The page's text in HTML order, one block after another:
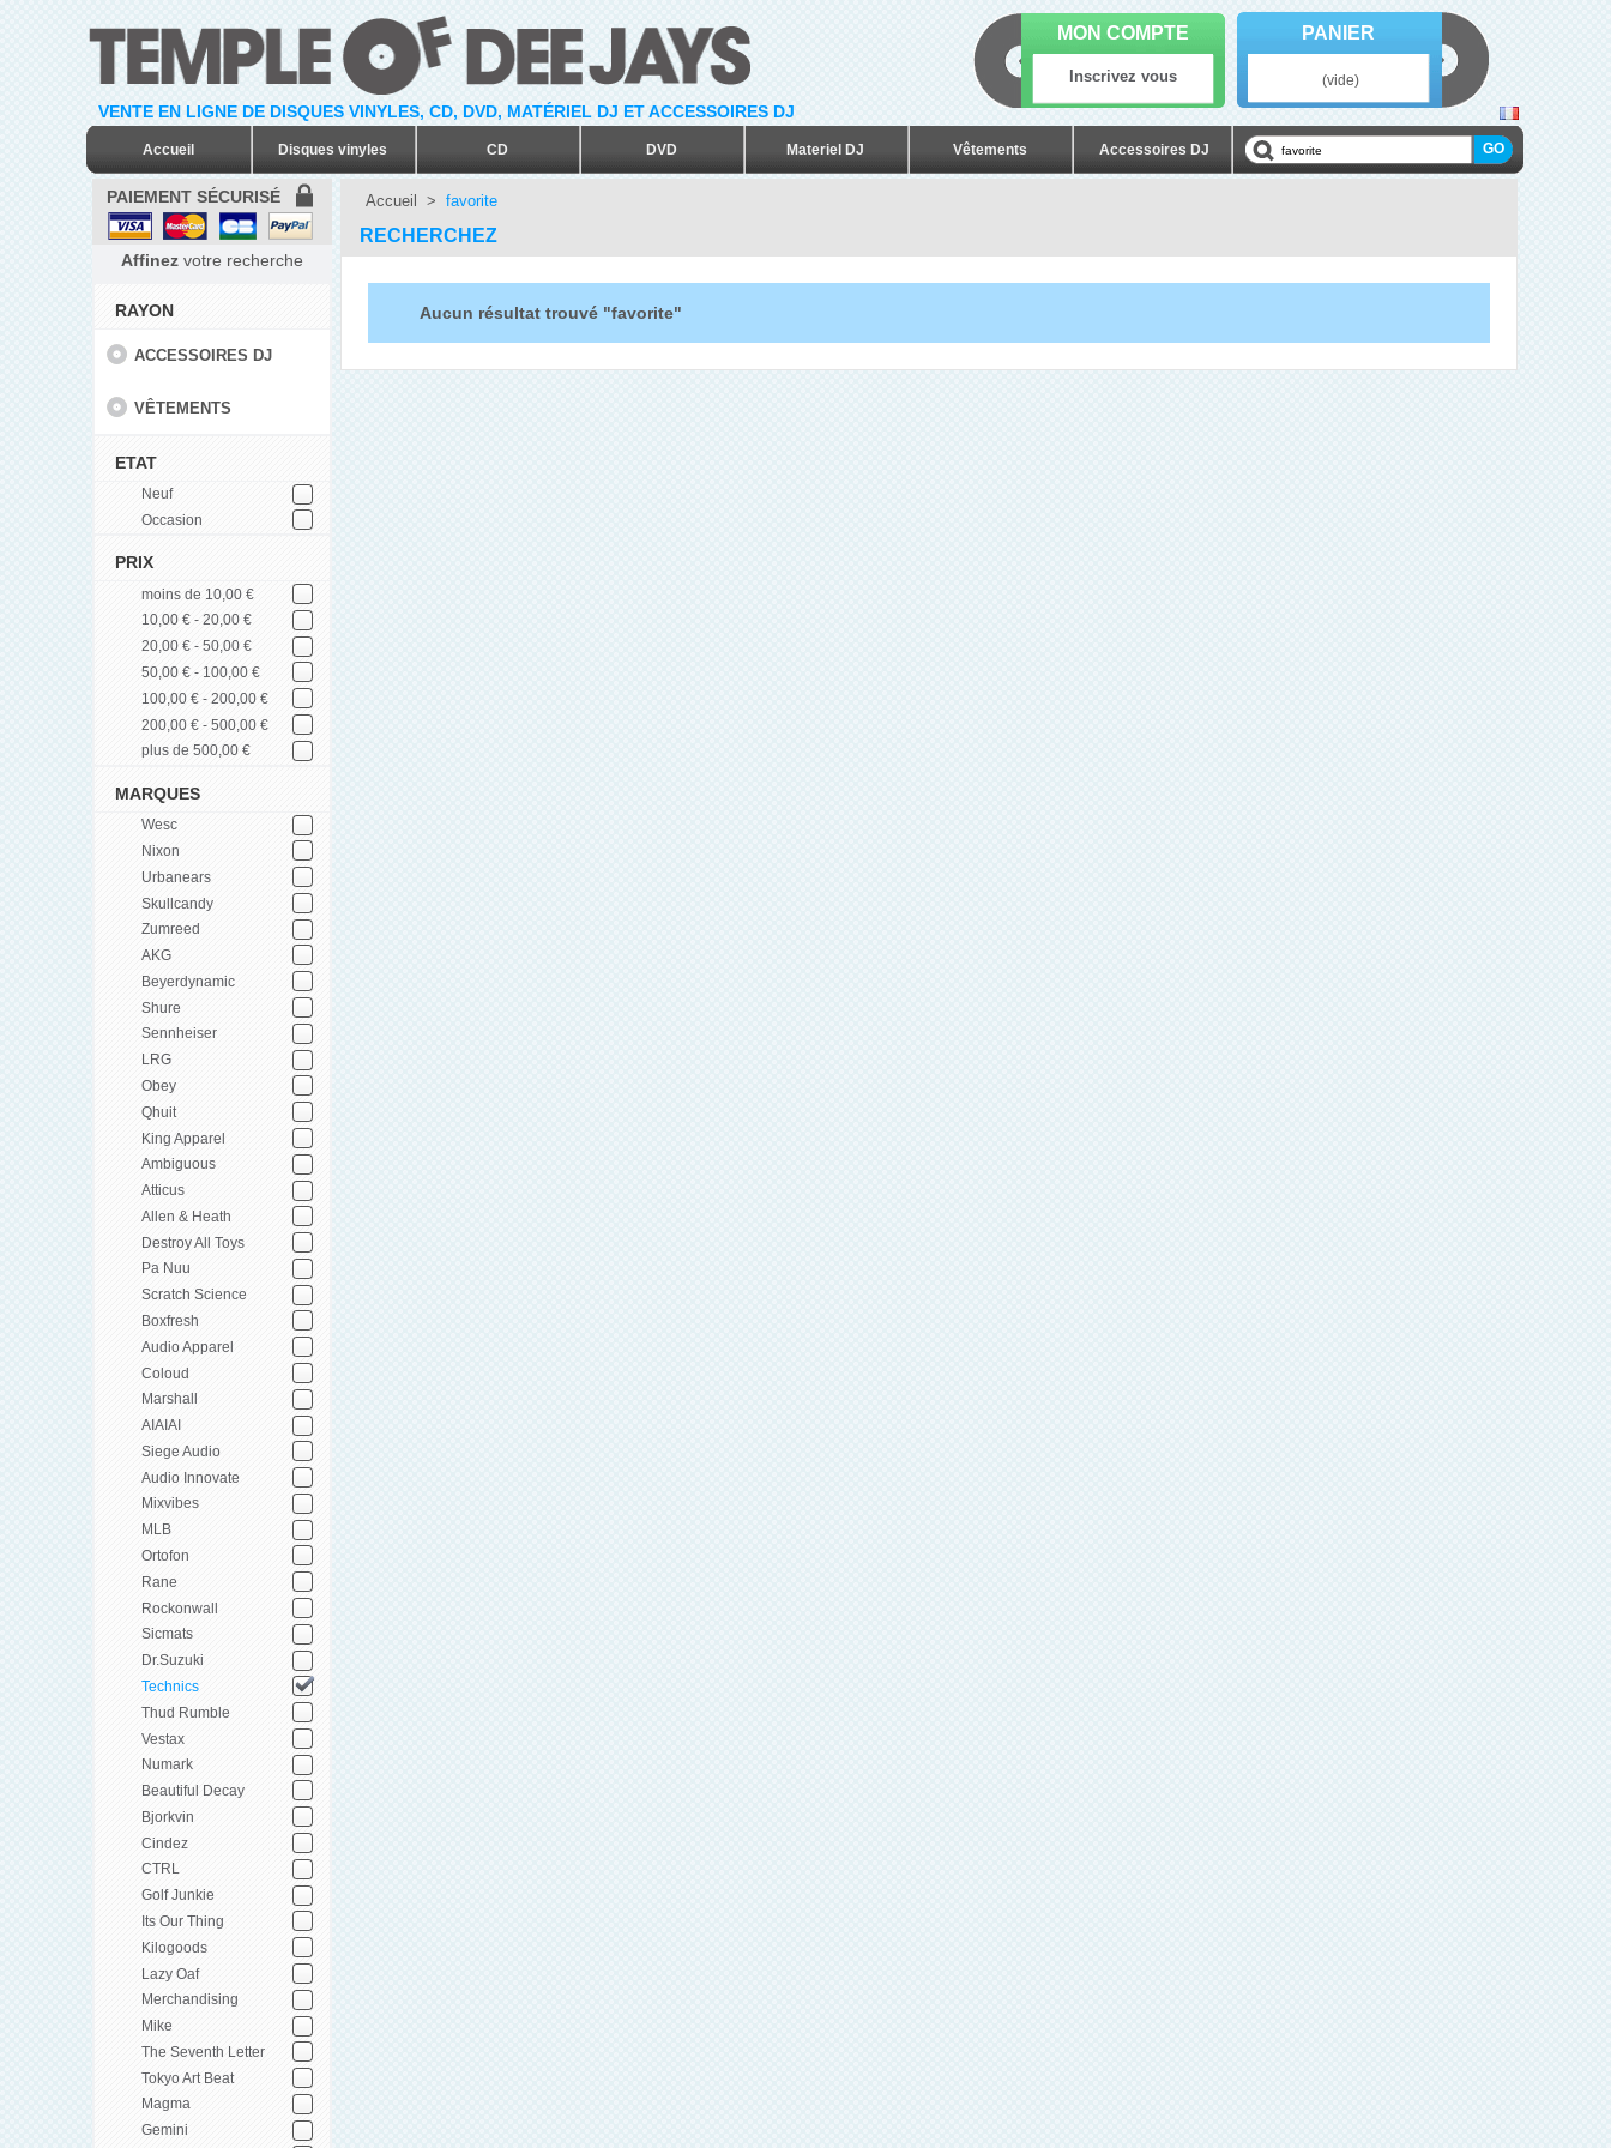
VENTE EN LIGNE DE DISQUES VINYLES, CD, DVD, MATÉRIEL DJ ET ACCESSOIRES DJ
Accueil Disques vinyles CD DVD Materiel DJ Vêtements Accessoires DJ
MON COMPTE
Inscrivez vous
PANIER
(vide)
PAIEMENT SÉCURISÉ
Affinez votre recherche
RAYON
ACCESSOIRES DJ
VÊTEMENTS
ETAT
Neuf
Occasion
PRIX
moins de 10,00 €
10,00 € - 20,00 €
20,00 € - 50,00 €
50,00 € - 100,00 €
100,00 € - 200,00 €
200,00 € - 500,00 €
plus de 500,00 €
MARQUES
Wesc
Nixon
Urbanears
Skullcandy
Zumreed
AKG
Beyerdynamic
Shure
Sennheiser
LRG
Obey
Qhuit
King Apparel
Ambiguous
Atticus
Allen & Heath
Destroy All Toys
Pa Nuu
Scratch Science
Boxfresh
Audio Apparel
Coloud
Marshall
AIAIAI
Siege Audio
Audio Innovate
Mixvibes
MLB
Ortofon
Rane
Rockonwall
Sicmats
Dr.Suzuki
Technics
Thud Rumble
Vestax
Numark
Beautiful Decay
Bjorkvin
Cindez
CTRL
Golf Junkie
Its Our Thing
Kilogoods
Lazy Oaf
Merchandising
Mike
The Seventh Letter
Tokyo Art Beat
Magma
Gemini
Accueil > favorite
RECHERCHEZ
Aucun résultat trouvé "favorite"